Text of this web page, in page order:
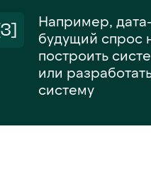
[3]
Например,
будущий спрос
построить
или
систему